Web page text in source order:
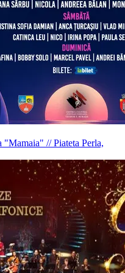
"Mamaia" //Piateta Perla,